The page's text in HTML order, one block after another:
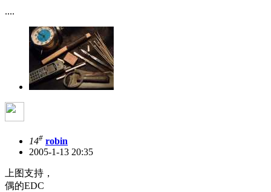
....
14# robin
2005-1-13 20:35
上图支持，
偶的EDC